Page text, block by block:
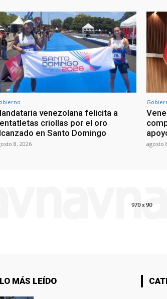
venezolana felicita a
criollas por el oro
en Santo Domingo
8, 2026 agosto
LO MÁS LEÍDO